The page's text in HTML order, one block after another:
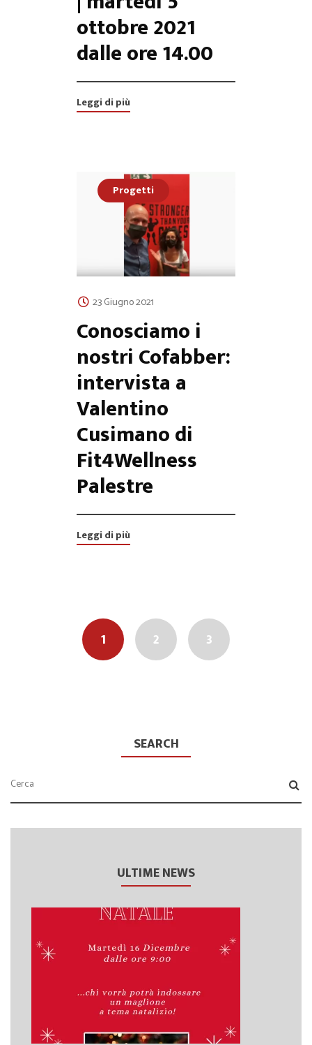
ottobre 2021
dalle ore 14.00
Leggi di più
Progetti
23 Giugno 2021
Conosciamo i
nostri Cofabber:
intervista a
Valentino
Cusimano di
Fit4Wellness
Palestre
Leggi di più
Posts
navigation
1 2 3
SEARCH
ULTIME NEWS